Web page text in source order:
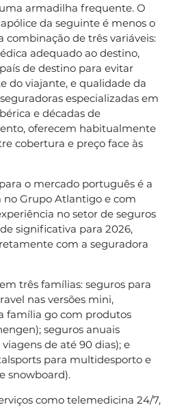
armadilha frequente. O
da seguinte é menos o
combinação de três variáveis:
adequado ao destino,
de destino para evitar
do viajante, e qualidade da
especializadas em
e décadas de
oferecem habitualmente
cobertura e preço face às
o mercado português é a
no Grupo Atlantigo e com
no setor de seguros
significativa para 2026,
com a seguradora
três famílias: seguros para
nas versões mini,
família go com produtos
seguros anuais
de até 90 dias); e
para multidesporto e
snowboard).
como telemedicina 24/7,